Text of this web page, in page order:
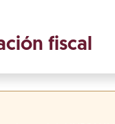
fiscal